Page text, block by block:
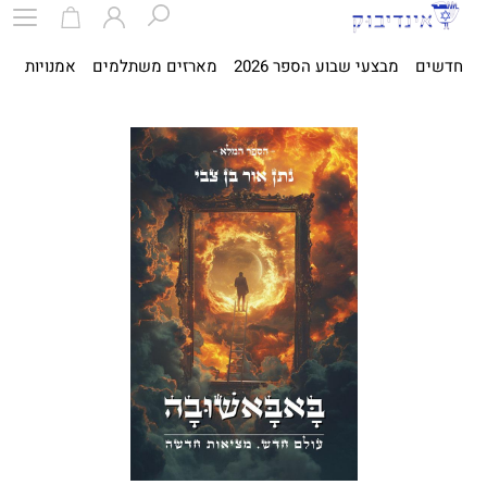
חדשים מבצעי שבוע הספר 2026 מארזים משתלמים אמנויות